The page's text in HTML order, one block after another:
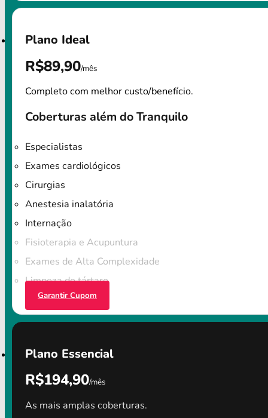
Plano Ideal
R$89,90/mês
Completo com melhor custo/benefício.
Coberturas além do Tranquilo
Especialistas
Exames cardiológicos
Cirurgias
Anestesia inalatória
Internação
Fisioterapia e Acupuntura
Exames de Alta Complexidade
Limpeza do tártaro
Garantir Cupom
Plano Essencial
R$194,90/mês
As mais amplas coberturas.